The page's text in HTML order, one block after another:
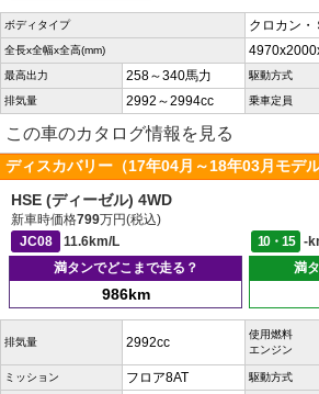
ボディタイプ クロカン・
全長x全幅x全高(mm)
最高出力 258～340馬力 駆動方式
排気量 2992～2994cc 乗車定員
この車のカタログ情報を見る
ディスカバリー（17年04月～18年03月モデ
HSE (ディーゼル) 4WD
新車時価格799万円(税込)
JC08
11.6km/L 10・15
-
満タンでどこまで走る？
986km
満
排気量 2992cc
使用燃料
エンジン
ミッション フロア8AT 駆動方式